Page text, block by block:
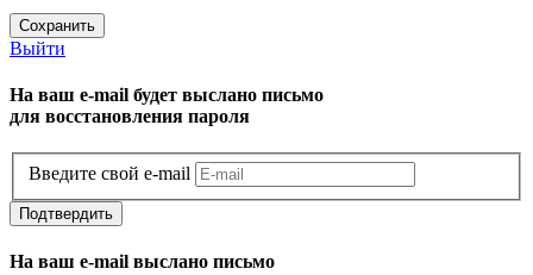
Сохранить
Выйти
На ваш e-mail будет выслано письмо
для восстановления пароля
Введите свой e-mail
Подтвердить
На ваш e-mail выслано письмо